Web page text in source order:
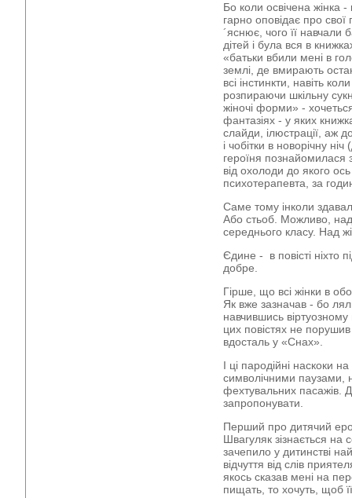
Бо коли освічена жінка
гарно оповідає про
´яснює, чого її навчали
дітей і була вся в
«батьки вбили мені в
землі, де вмирають
всі інстинкти, навіть
розпираючи шкільну
жіночі форми» -
фантазіях - у яких
слайди, ілюстрації, аж
і чобітки в новорічну
героїня познайомилася
від охолоди до якого
психотерапевта, за
Саме тому інколи
Або стьоб. Можливо, над
середнього класу. Над
Єдине - в повісті ніхто
добре.
Гірше, що всі жінки в
Як вже зазначав - бо
навчившись
цих повістях не
вдосталь у «Снах».
І ці пародійні наскоки
символічними паузами,
фехтувальних пасажів.
запропонувати.
Перший про дитячий
Швагуляк зізнається на
зачепило у дитинстві
відчуття від слів
якось сказав мені на
пищать, то хочуть, щоб